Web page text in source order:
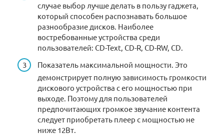
случае выбор лучше делать в пользу гаджета,
который способен распознавать большое
разнообразие дисков. Наиболее
востребованные устройства среди
пользователей: CD-Text, CD-R, CD-RW, CD.
Показатель максимальной мощности. Это
демонстрирует полную зависимость громкости
дискового устройства с его мощностью при
выходе. Поэтому для пользователей
предпочитающих громкое звучание контента
следует приобретать плеер с мощностью не
ниже 12Вт.